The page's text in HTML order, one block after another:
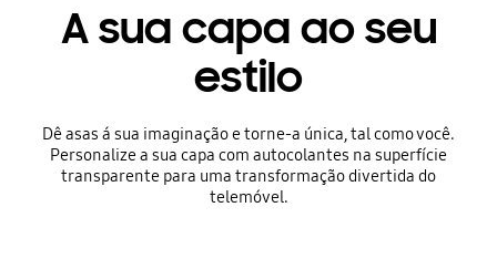
A sua capa ao seu
estilo
Dê asas á sua imaginação e torne-a única, tal como você.
Personalize a sua capa com autocolantes na superfície
transparente para uma transformação divertida do
telemóvel.